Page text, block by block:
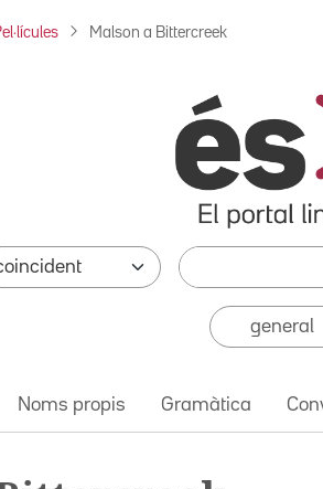
Malson a Bittercreek
general
Noms propis Gramàtica